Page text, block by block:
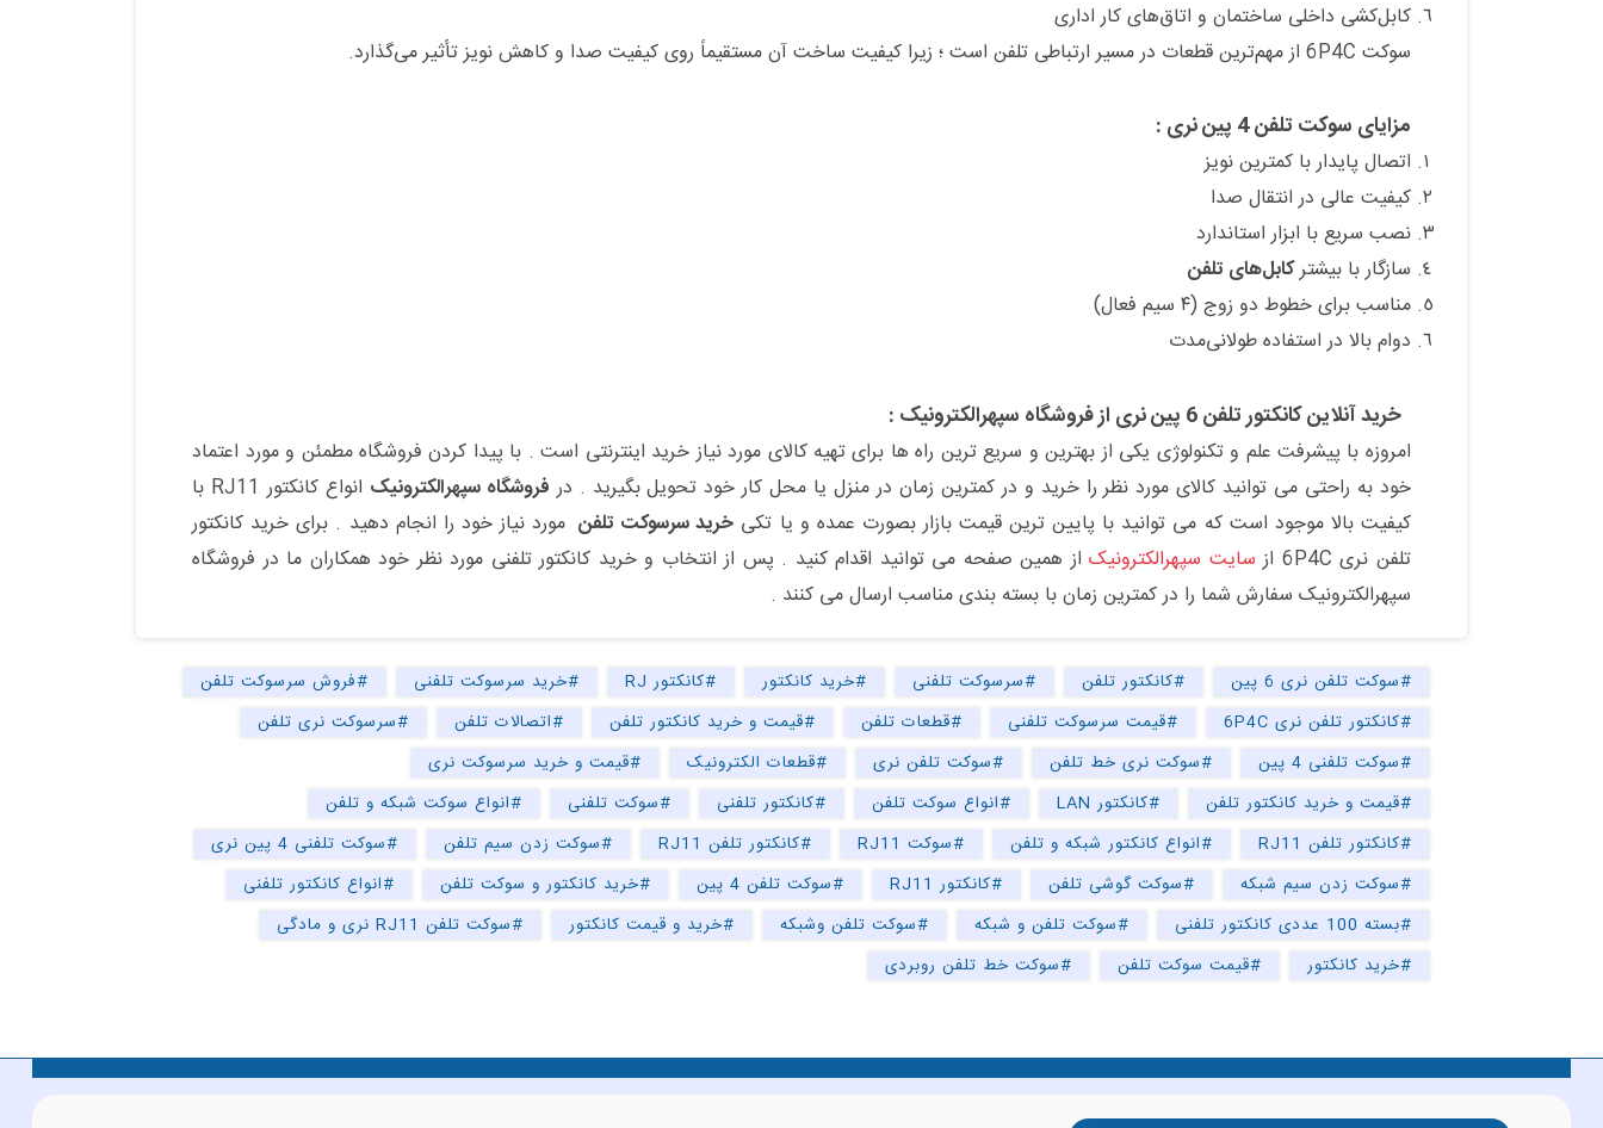
کابل‌کشی داخلی ساختمان و اتاق‌های کار اداری
سوکت 6P4C از مهم‌ترین قطعات در مسیر ارتباطی تلفن است ؛ زیرا کیفیت ساخت آن مستقیماً روی کیفیت صدا و کاهش نویز تأثیر می‌گذارد.
مزایای سوکت تلفن 4 پین نری :
اتصال پایدار با کمترین نویز
کیفیت عالی در انتقال صدا
نصب سریع با ابزار استاندارد
سازگار با بیشترکابل‌های تلفن
مناسب برای خطوط دو زوج (۴ سیم فعال)
دوام بالا در استفاده طولانی‌مدت
خرید آنلاین کانکتور تلفن 6 پین نری از فروشگاه سپهرالکترونیک :
امروزه با پیشرفت علم و تکنولوژی یکی از بهترین و سریع ترین راه ها برای تهیه کالای مورد نیاز خرید اینترنتی است . با پیدا کردن فروشگاه مطمئن و مورد اعتماد
خود به راحتی می توانید کالای مورد نظر را خرید و در کمترین زمان در منزل یا محل کار خود تحویل بگیرید . در فروشگاه سپهرالکترونیک
انواع کانکتور RJ11 با
کیفیت بالا موجود است که می توانید با پایین ترین قیمت بازار بصورت عمده و یا تکی خرید سرسوکت تلفن مورد نیاز خود را انجام دهید . برای خرید کانکتور
تلفن نری 6P4C از
سایت سپهرالکترونیکاز همین صفحه می توانید اقدام کنید . پس از انتخاب و خرید کانکتور تلفنی مورد نظر خود همکاران ما در فروشگاه
سپهرالکترونیک سفارش شما را در کمترین زمان با بسته بندی مناسب ارسال می کنند .
#سوکت تلفن نری 6 پین #کانکتور تلفن #سرسوکت تلفنی #خرید کانکتور #کانکتور RJ #خرید سرسوکت تلفنی
#فروش سرسوکت تلفن
#کانکتور تلفن نری 6P4C
#قیمت سرسوکت تلفنی #قطعات تلفن #قیمت و خرید کانکتور تلفن #اتصالات تلفن
#سرسوکت نری تلفن
#سوکت تلفنی 4 پین
#سوکت نری خط تلفن #سوکت تلفن نری #قطعات الکترونیک
#قیمت و خرید سرسوکت نری
#قیمت و خرید کانکتور تلفن
#کانکتور LAN #انواع سوکت تلفن #کانکتور تلفنی #سوکت تلفنی
#انواع سوکت شبکه و تلفن
#کانکتور تلفن RJ11
#انواع کانکتور شبکه و تلفن #سوکت RJ11 #کانکتور تلفن RJ11 #سوکت زدن سیم تلفن
#سوکت تلفنی 4 پین نری
#سوکت زدن سیم شبکه
#سوکت گوشی تلفن #کانکتور RJ11 #سوکت تلفن 4 پین #خرید کانکتور و سوکت تلفن
#انواع کانکتور تلفنی
#بسته 100 عددی کانکتور تلفنی
#سوکت تلفن و شبکه #سوکت تلفن وشبکه #خرید و قیمت کانکتور
#سوکت تلفن RJ11 نری و مادگی
#خرید کانکتور
#قیمت سوکت تلفن #سوکت خط تلفن روبردی